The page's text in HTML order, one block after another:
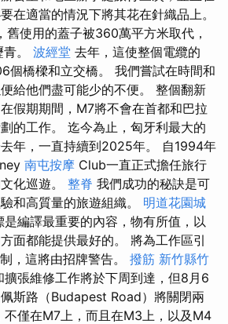
在適當的情況下將其花在針織品上。
使用的蓋子被360萬平方米取代，
。 波經堂 去年，這使整個電纜的
個橋樑和立交橋。 我們嘗試在時間和
給他們盡可能少的不便。 整個翻新
假期期間，M7將不會在首都和巴拉
的工作。 迄今為止，匈牙利最大的
年，一直持續到2025年。 自1994年
南屯按摩 Club一直正式擔任旅行
化巡遊。 整脊 我們成功的秘訣是可
和高質量的旅遊組織。 明道花園城
是編譯最重要的內容，物有所值，以
面都能提供最好的。 將為工作區引
，這將由招牌警告。 撥筋 新竹縣竹
擴張維修工作將於下周到達，但8月6
斯路（Budapest Road）將關閉兩
不僅在M7上，而且在M3上，以及M4